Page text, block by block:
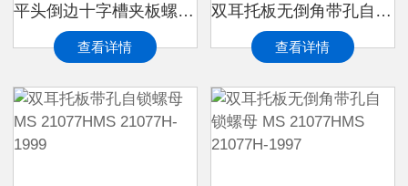
平头倒边十字槽夹板螺母 QIB/IND 1011.1QIB/IND 1011.1
查看详情
双耳托板无倒角带孔自锁螺母 MS 21077HMS 21077H-1999
查看详情